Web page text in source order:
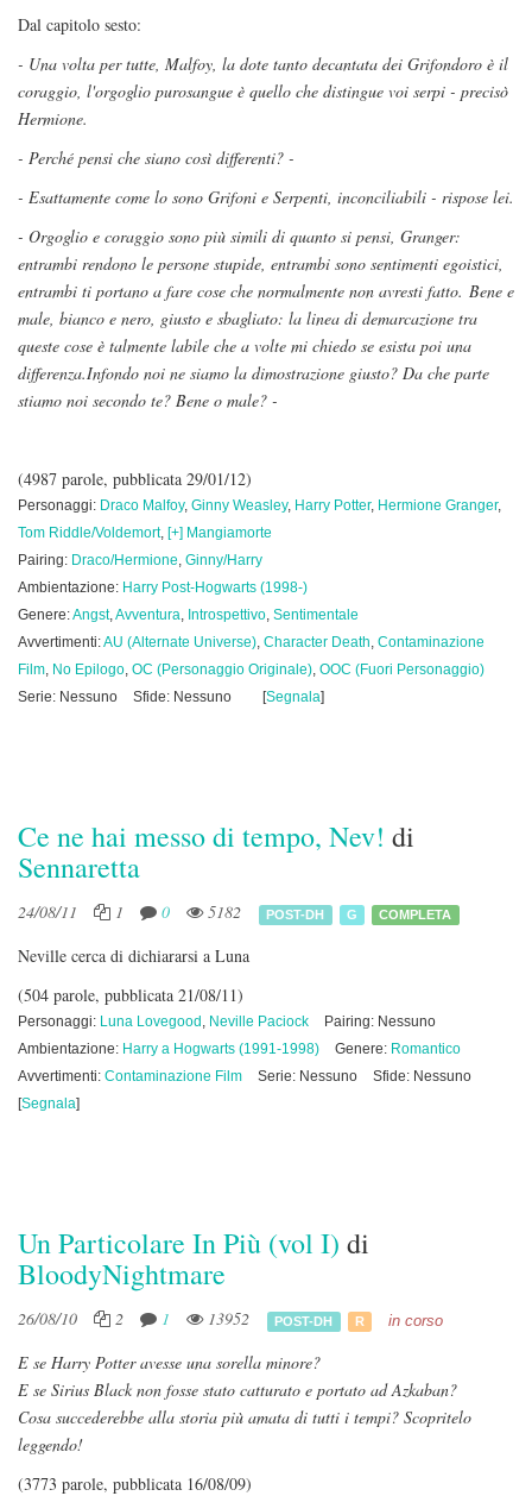
Dal capitolo sesto:
- Una volta per tutte, Malfoy, la dote tanto decantata dei Grifondoro è il
coraggio, l'orgoglio purosangue è quello che distingue voi serpi - precisò
Hermione.
- Perché pensi che siano così differenti? -
- Esattamente come lo sono Grifoni e Serpenti, inconciliabili - rispose lei.
- Orgoglio e coraggio sono più simili di quanto si pensi, Granger:
entrambi rendono le persone stupide, entrambi sono sentimenti egoistici,
entrambi ti portano a fare cose che normalmente non avresti fatto. Bene e
male, bianco e nero, giusto e sbagliato: la linea di demarcazione tra
queste cose è talmente labile che a volte mi chiedo se esista poi una
differenza.Infondo noi ne siamo la dimostrazione giusto? Da che parte
stiamo noi secondo te? Bene o male? -
(4987 parole, pubblicata 29/01/12)
Personaggi: Draco Malfoy, Ginny Weasley, Harry Potter, Hermione Granger,
Tom Riddle/Voldemort, [+] Mangiamorte
Pairing: Draco/Hermione, Ginny/Harry
Ambientazione: Harry Post-Hogwarts (1998-)
Genere:Angst,Avventura, Introspettivo, Sentimentale
Avvertimenti:AU (Alternate Universe), Character Death, Contaminazione
Film, No Epilogo, OC (Personaggio Originale), OOC (Fuori Personaggio)
Serie: Nessuno
Sfide: Nessuno [Segnala]
Ce ne hai messo di tempo, Nev! di
Sennaretta
24/08/11 1 0 5182 POST-DH G COMPLETA
Neville cerca di dichiararsi a Luna
(504 parole, pubblicata 21/08/11)
Personaggi: Luna Lovegood , Neville Paciock
Pairing: Nessuno
Ambientazione: Harry a Hogwarts (1991-1998) Genere: Romantico
Avvertimenti: Contaminazione Film Serie: Nessuno
Sfide: Nessuno
[Segnala]
Un Particolare In Più (vol I) di
BloodyNightmare
26/08/10 2 1 13952 POST-DH R in corso
E se Harry Potter avesse una sorella minore?
E se Sirius Black non fosse stato catturato e portato ad Azkaban?
Cosa succederebbe alla storia più amata di tutti i tempi? Scopritelo
leggendo!
(3773 parole, pubblicata 16/08/09)